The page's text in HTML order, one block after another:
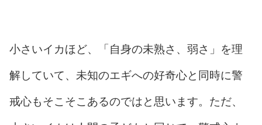
小さいイカほど、「自身の未熟さ、弱さ」を理
解していて、未知のエギへの好奇心と同時に警
戒心もそこそこあるのではと思います。ただ、